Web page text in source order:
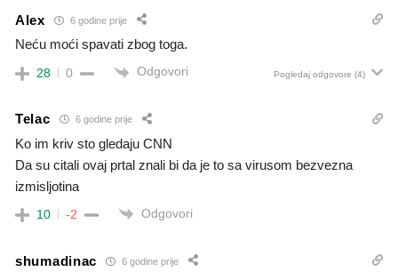
Alex 6 godine prije
Neću moći spavati zbog toga.
28 0 Odgovori Pogledaj odgovore (4)
Telac 6 godine prije
Ko im kriv sto gledaju CNN
Da su citali ovaj prtal znali bi da je to sa virusom bezvezna
izmisljotina
10 -2 Odgovori
shumadinac 6 godine prije